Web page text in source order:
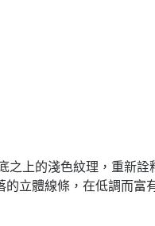
上的淺色紋理，重新
立體線條，在低調而富